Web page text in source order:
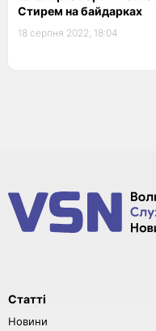
Стирем на байдарках
18 серпня 2022, 18:04
Статті
Новини